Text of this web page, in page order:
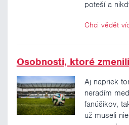
poteší a
Chci vědět
Osobnosti, ktoré
Aj napriek
neradím
fanúšikov,
už museli